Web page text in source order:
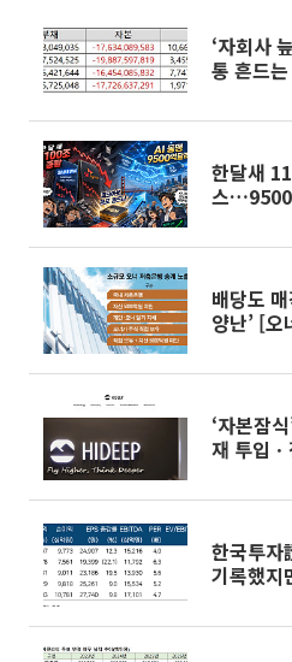
‘자회사
통 흔드는
한달새
스…9500
배당도
양난’ [
‘자본잠
재 투입
한국투자
기록했